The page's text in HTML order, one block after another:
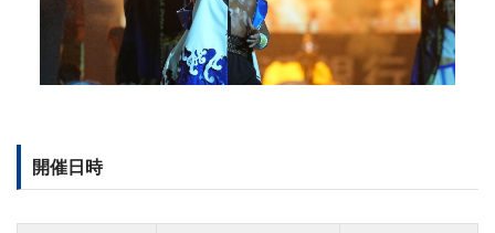
開催日時